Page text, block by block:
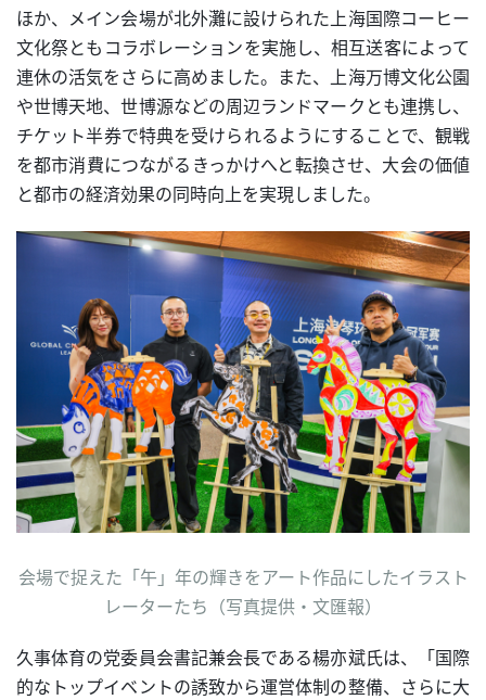
ほか、メイン会場が北外灘に設けられた上海国際コーヒー
文化祭ともコラボレーションを実施し、相互送客によって
連休の活気をさらに高めました。また、上海万博文化公園
や世博天地、世博源などの周辺ランドマークとも連携し、
チケット半券で特典を受けられるようにすることで、観戦
を都市消費につながるきっかけへと転換させ、大会の価値
と都市の経済効果の同時向上を実現しました。
会場で捉えた「午」年の輝きをアート作品にしたイラスト
レーターたち（写真提供・文匯報）
久事体育の党委員会書記兼会長である楊亦斌氏は、「国際
的なトップイベントの誘致から運営体制の整備、さらに大